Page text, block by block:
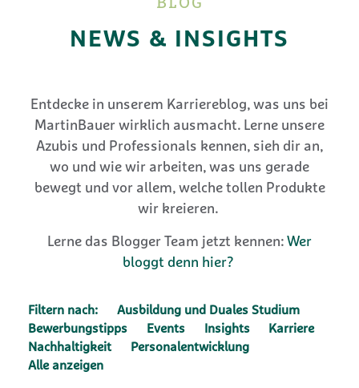
BLOG
NEWS & INSIGHTS
Entdecke in unserem Karriereblog, was uns bei
MartinBauer wirklich ausmacht. Lerne unsere
Azubis und Professionals kennen, sieh dir an,
wo und wie wir arbeiten, was uns gerade
bewegt und vor allem, welche tollen Produkte
wir kreieren.
Lerne das Blogger Team jetzt kennen: Wer
bloggt denn hier?
Filtern nach:
Ausbildung und Duales Studium
Bewerbungstipps
Events Insights
Karriere
Nachhaltigkeit
Personalentwicklung
Alle anzeigen